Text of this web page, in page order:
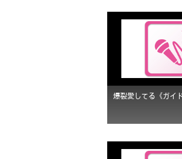
爆裂愛してる《ガイ